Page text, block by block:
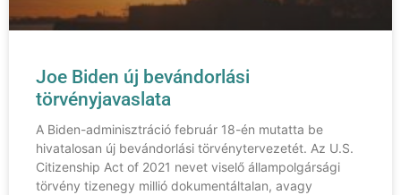
Joe Biden új bevándorlási
törvényjavaslata
A Biden-adminisztráció február 18-én mutatta be
hivatalosan új bevándorlási törvénytervezetét. Az U.S.
Citizenship Act of 2021 nevet viselő állampolgársági
törvény tizenegy millió dokumentáltalan, avagy